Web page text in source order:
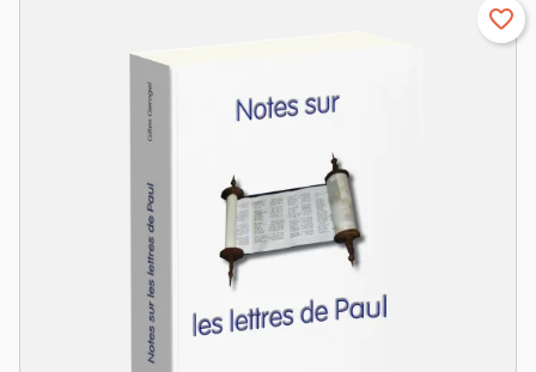
favorite_border